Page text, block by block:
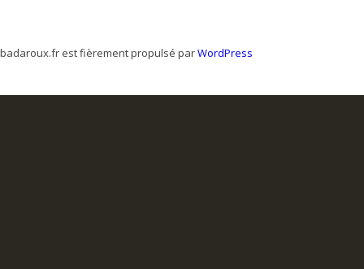
badaroux.fr est fièrement propulsé parWordPress